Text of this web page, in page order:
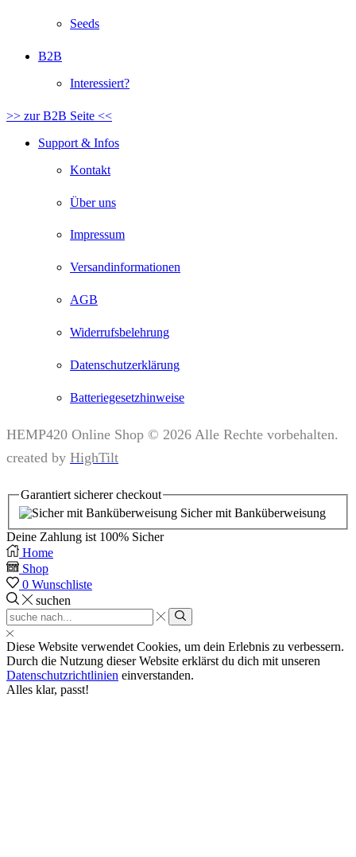
Seeds
B2B
Interessiert?
>> zur B2B Seite <<
Support & Infos
Kontakt
Über uns
Impressum
Versandinformationen
AGB
Widerrufsbelehrung
Datenschutzerklärung
Batteriegesetzhinweise
HEMP420 Online Shop © 2026 Alle Rechte vorbehalten.
created by HighTilt
Garantiert sicherercheckout
Sicher mit Banküberweisung
Deine Zahlung ist 100% Sicher
Home
Shop
0 Wunschliste
suchen
Search
input
suchen
Diese Website verwendet Cookies, um dein Erlebnis zu verbessern.
Durch die Nutzung dieser Website erklärst du dich mit unseren
Datenschutzrichtlinien einverstanden.
Alles klar, passt!